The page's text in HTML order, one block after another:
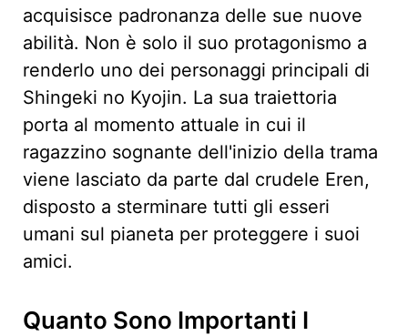
acquisisce padronanza delle sue nuove
abilità. Non è solo il suo protagonismo a
renderlo uno dei personaggi principali di
Shingeki no Kyojin. La sua traiettoria
porta al momento attuale in cui il
ragazzino sognante dell'inizio della trama
viene lasciato da parte dal crudele Eren,
disposto a sterminare tutti gli esseri
umani sul pianeta per proteggere i suoi
amici.
Quanto Sono Importanti I